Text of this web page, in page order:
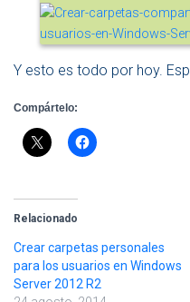
Y esto es todo por hoy.
Compártelo:
Relacionado
Crear carpetas personales
para los usuarios en Windows
Server 2012 R2